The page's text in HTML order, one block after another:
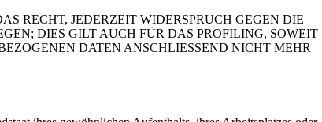
RECHT, JEDERZEIT WIDERSPRUCH GEGEN DIE
DIES GILT AUCH FÜR DAS PROFILING, SOWEIT
DATEN ANSCHLIESSEND NICHT MEHR